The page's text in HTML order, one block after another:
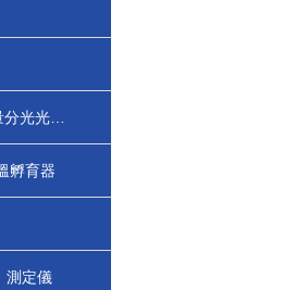
孵育器
測定儀